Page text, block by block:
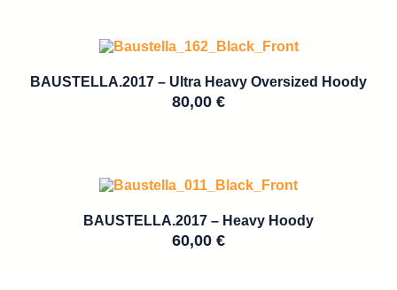
BAUSTELLA.2017 – Ultra Heavy Oversized Hoody
80,00 €
BAUSTELLA.2017 – Heavy Hoody
60,00 €